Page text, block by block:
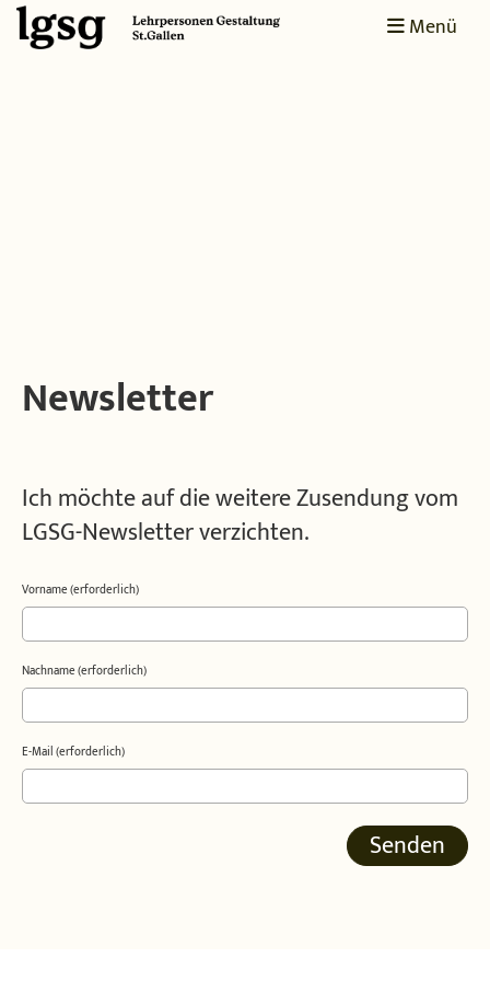
Menü
Newsletter
Ich möchte auf die weitere Zusendung vom
LGSG-Newsletter verzichten.
Vorname (erforderlich)
Nachname (erforderlich)
E-Mail (erforderlich)